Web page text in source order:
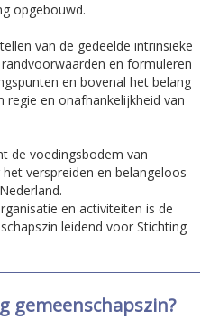
opgebouwd.
van de gedeelde intrinsieke
en formuleren
en bovenal het belang
regie en onafhankelijkheid van
de voedingsbodem van
verspreiden en belangeloos
en activiteiten is de
leidend voor Stichting
gemeenschapszin?